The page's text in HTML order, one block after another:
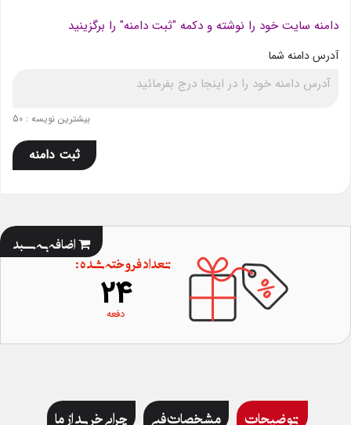
دامنه سایت خود را نوشته و دکمه "ثبت دامنه" را برگزینید
آدرس دامنه شما
بیشترین نویسه : 50
ثبت دامنه
اضافه به سبد
تعداد فروخته شده :
24
دفعه
توضیحات مشخصات فنی
چرایی خرید از ما